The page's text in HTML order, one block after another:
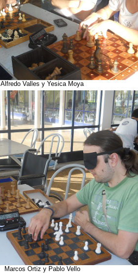
Alfredo Valles y Yesica Moya
Marcos Ortiz y Pablo Vello